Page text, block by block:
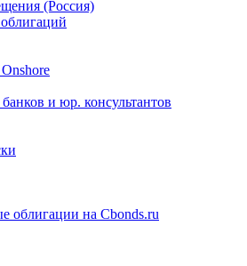
(Россия)
и юр. консультантов
облигации на Cbonds.ru